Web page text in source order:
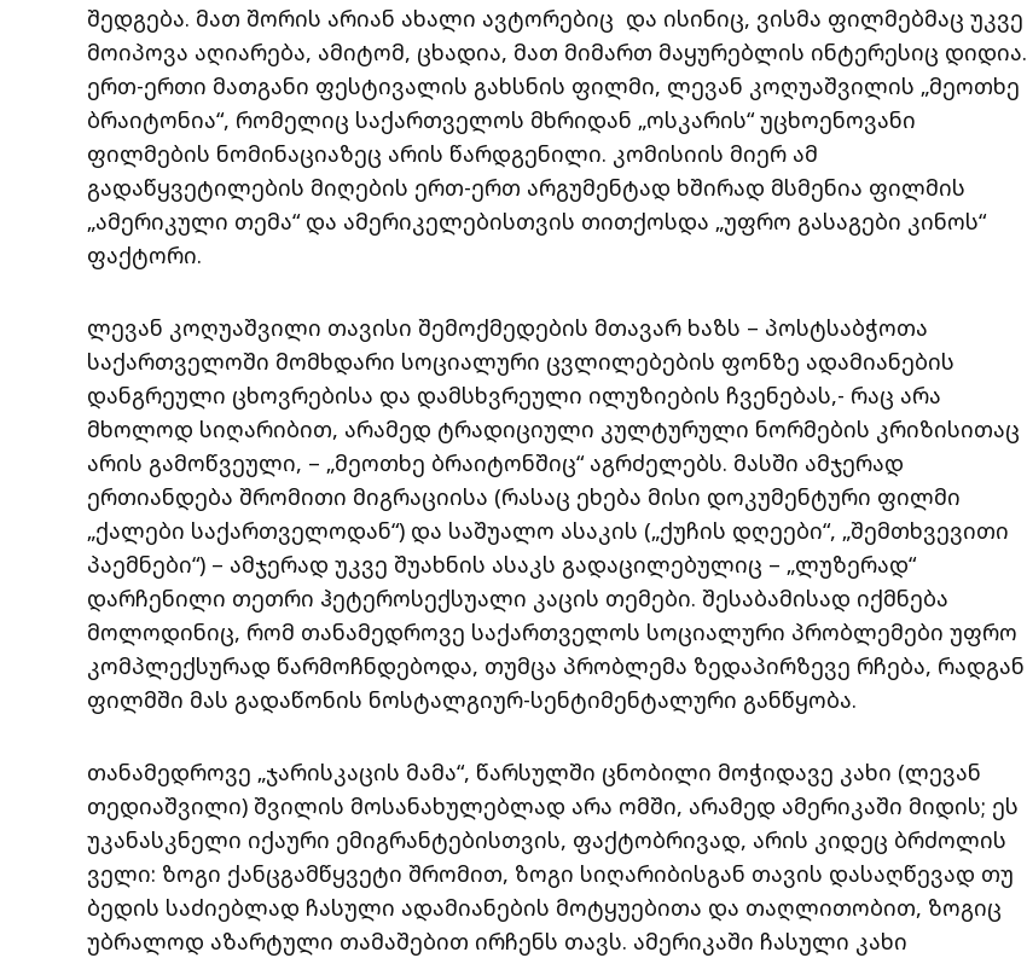
შედგება. მათ შორის არიან ახალი ავტორებიც და ისინიც, ვისმა ფილმებმაც უკვე
მოიპოვა აღიარება, ამიტომ, ცხადია, მათ მიმართ მაყურებლის ინტერესიც დიდია.
ერთ-ერთი მათგანი ფესტივალის გახსნის ფილმი, ლევან კოღუაშვილის „მეოთხე
ბრაიტონია“, რომელიც საქართველოს მხრიდან „ოსკარის“ უცხოენოვანი
ფილმების ნომინაციაზეც არის წარდგენილი. კომისიის მიერ ამ
გადაწყვეტილების მიღების ერთ-ერთ არგუმენტად ხშირად მსმენია ფილმის
„ამერიკული თემა“ და ამერიკელებისთვის თითქოსდა „უფრო გასაგები კინოს“
ფაქტორი.
ლევან კოღუაშვილი თავისი შემოქმედების მთავარ ხაზს – პოსტსაბჭოთა
საქართველოში მომხდარი სოციალური ცვლილებების ფონზე ადამიანების
დანგრეული ცხოვრებისა და დამსხვრეული ილუზიების ჩვენებას,- რაც არა
მხოლოდ სიღარიბით, არამედ ტრადიციული კულტურული ნორმების კრიზისითაც
არის გამოწვეული, – „მეოთხე ბრაიტონშიც“ აგრძელებს. მასში ამჯერად
ერთიანდება შრომითი მიგრაციისა (რასაც ეხება მისი დოკუმენტური ფილმი
„ქალები საქართველოდან“) და საშუალო ასაკის („ქუჩის დღეები“, „შემთხვევითი
პაემნები“) – ამჯერად უკვე შუახნის ასაკს გადაცილებულიც – „ლუზერად“
დარჩენილი თეთრი ჰეტეროსექსუალი კაცის თემები. შესაბამისად იქმნება
მოლოდინიც, რომ თანამედროვე საქართველოს სოციალური პრობლემები უფრო
კომპლექსურად წარმოჩნდებოდა, თუმცა პრობლემა ზედაპირზევე რჩება, რადგან
ფილმში მას გადაწონის ნოსტალგიურ-სენტიმენტალური განწყობა.
თანამედროვე „ჯარისკაცის მამა“, წარსულში ცნობილი მოჭიდავე კახი (ლევან
თედიაშვილი) შვილის მოსანახულებლად არა ომში, არამედ ამერიკაში მიდის; ეს
უკანასკნელი იქაური ემიგრანტებისთვის, ფაქტობრივად, არის კიდეც ბრძოლის
ველი: ზოგი ქანცგამწყვეტი შრომით, ზოგი სიღარიბისგან თავის დასაღწევად თუ
ბედის საძიებლად ჩასული ადამიანების მოტყუებითა და თაღლითობით, ზოგიც
უბრალოდ აზარტული თამაშებით ირჩენს თავს. ამერიკაში ჩასული კახი